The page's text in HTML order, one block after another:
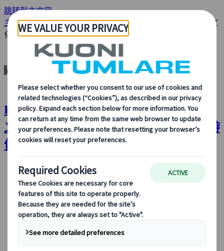
跳转到主内容
主页 分析与新闻 Kuoni Tumlare 重新定义目的地管理 连结文
化并提升全球旅游体验
Kuoni Tumlare : Kuoni Tumlare 重新定
义目的地管理 连结文化并提升全球旅游
体验
关于我们
关于我们
了解更多关于我们的身份、我们的业务，以及我们对可
持续发展、创新和最新旅游技术的承诺。
查看概览
了解更多关于我们的信息